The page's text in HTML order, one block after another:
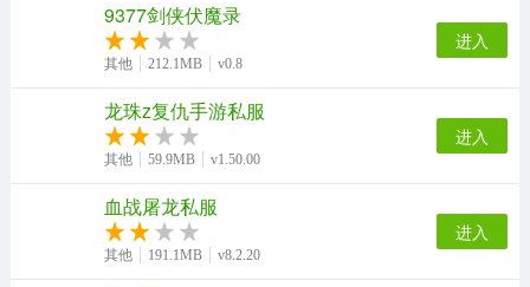
9377剑侠伏魔录
其他 212.1MB v0.8
进入
龙珠z复仇手游私服
其他 59.9MB v1.50.00
进入
血战屠龙私服
其他 191.1MB v8.2.20
进入